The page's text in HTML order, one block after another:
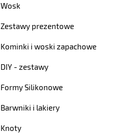
Wosk
Zestawy prezentowe
Kominki i woski zapachowe
DIY - zestawy
Formy Silikonowe
Barwniki i lakiery
Knoty